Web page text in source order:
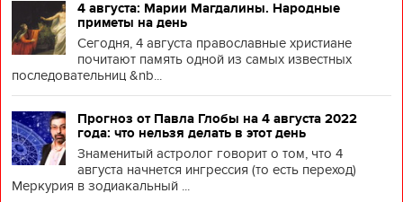
4 августа: Марии Магдалины. Народные
приметы на день
Сегодня, 4 августа православные христиане
почитают память одной из самых известных
последовательниц &nb...
Прогноз от Павла Глобы на 4 августа 2022
года: что нельзя делать в этот день
Знаменитый астролог говорит о том, что 4
августа начнется ингрессия (то есть переход)
Меркурия в зодиакальный ...